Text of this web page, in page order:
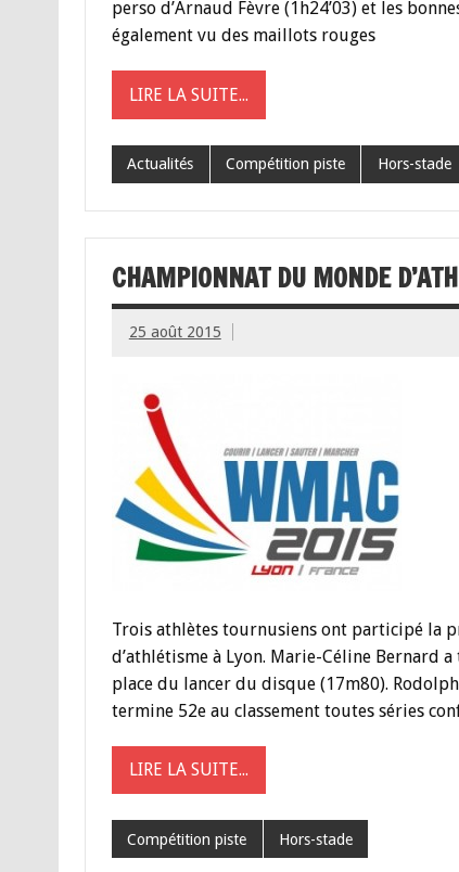
perso d’Arnaud Fèvre (1h24’03) et les
également vu des maillots rouges
LIRE LA SUITE...
Actualités Compétition piste Hors-stade
CHAMPIONNAT DU MONDE
25 août 2015
Trois athlètes tournusiens ont participé la
d’athlétisme à Lyon. Marie-Céline Bernard
place du lancer du disque (17m80).
termine 52e au classement toutes séries
LIRE LA SUITE...
Compétition piste Hors-stade